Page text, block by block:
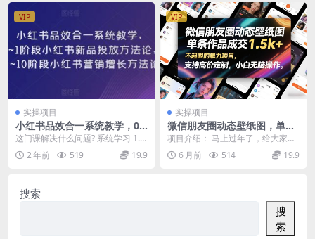
VIP
实操项目
小红书品效合一系统教学，​0~
1阶段小红书新品投放方法
论，​1~10阶段小红书营销增长
方法论
这门课解决什么问题? 系统学习 1.
如何做一个以生意增长为目的的品
牌营销 2.带...
2 年前 519 19.9
VIP
实操项目
微信朋友圈动态壁纸图，单条
作品成交1.5k+，不起眼的暴
力项目，支持高价定制，小白
无脑操作
项目介绍： 马上过年了，给大家讲
解一个冷门赛道，玩法非常简单，
直接去执行就可以了...
6 月前 514 19.9
搜索
搜
索